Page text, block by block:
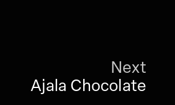
Next
Ajala Chocolate